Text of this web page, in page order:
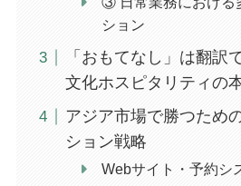
ション
「おもてなし」は翻
文化ホスピタリティの
アジア市場で勝つため
ション戦略
Webサイト・予約シ